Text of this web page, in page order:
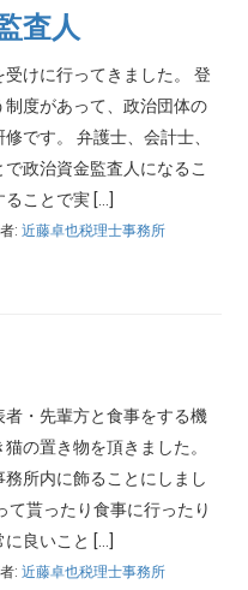
査人
けに行ってきました。 登
度があって、政治団体の
です。 弁護士、会計士、
政治資金監査人になるこ
ことで実 […]
:近藤卓也税理士事務所
・先輩方と食事をする機
の置き物を頂きました。
所内に飾ることにしまし
て貰ったり食事に行ったり
良いこと […]
:近藤卓也税理士事務所